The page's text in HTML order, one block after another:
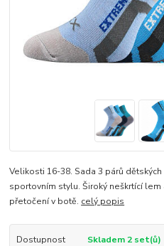
Velikosti 16-38. Sada 3 párů
sportovním stylu. Široký neškrtící lem
přetočení v botě. celý popis
Dostupnost
Skladem 2 set(ů)